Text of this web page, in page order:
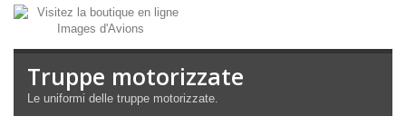
Truppe motorizzate
Le uniformi delle truppe motorizzate.